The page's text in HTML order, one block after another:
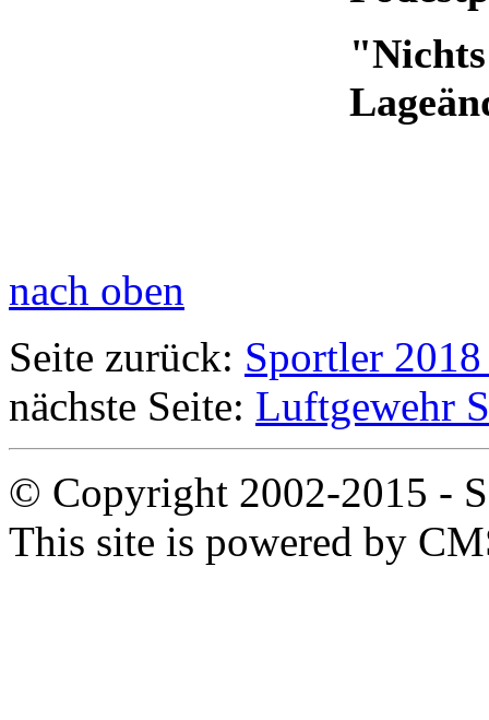
nach oben
Seite zurück: Sportler
nächste Seite: Luftgewehr
© Copyright 2002-2015 -
This site is powered by